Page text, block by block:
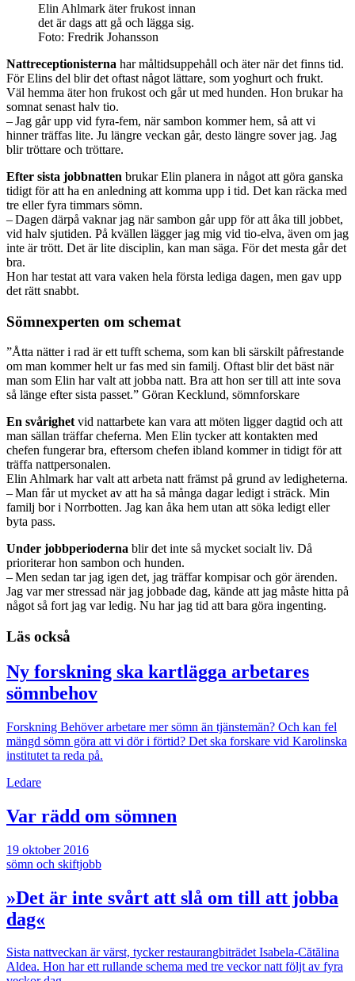
Elin Ahlmark äter frukost innan
det är dags att gå och lägga sig.
Foto: Fredrik Johansson
Nattreceptionisterna har måltidsuppehåll och äter när det finns tid.
För Elins del blir det oftast något lättare, som yoghurt och frukt.
Väl hemma äter hon frukost och går ut med hunden. Hon brukar ha
somnat senast halv tio.
– Jag går upp vid fyra-fem, när sambon kommer hem, så att vi
hinner träffas lite. Ju längre veckan går, desto längre sover jag. Jag
blir tröttare och tröttare.
Efter sista jobbnatten brukar Elin planera in något att göra ganska
tidigt för att ha en anledning att komma upp i tid. Det kan räcka med
tre eller fyra timmars sömn.
– Dagen därpå vaknar jag när sambon går upp för att åka till jobbet,
vid halv sjutiden. På kvällen lägger jag mig vid tio-elva, även om jag
inte är trött. Det är lite disciplin, kan man säga. För det mesta går det
bra.
Hon har testat att vara vaken hela första ­lediga dagen, men gav upp
det rätt snabbt.
Sömnexperten om schemat
”Åtta nätter i rad är ett tufft schema, som kan bli särskilt påfrestande
om man kommer helt ur fas med sin familj. Oftast blir det bäst när
man som Elin har valt att jobba natt. Bra att hon ser till att inte sova
så länge efter sista passet.” Göran Kecklund, sömnforskare
En svårighet vid nattarbete kan vara att möten ligger dagtid och att
man sällan träffar cheferna. Men Elin tycker att kontakten med
chefen fungerar bra, eftersom chefen ibland kommer in tidigt för att
träffa nattpersonalen.
Elin Ahlmark har valt att arbeta natt främst på grund av ledigheterna.
– Man får ut mycket av att ha så många dagar ledigt i sträck. Min
familj bor i Norrbotten. Jag kan åka hem utan att söka ledigt eller
byta pass.
Under jobbperioderna blir det inte så mycket socialt liv. Då
prioriterar hon sambon och hunden.
– Men sedan tar jag igen det, jag träffar kompisar och gör ärenden.
Jag var mer stressad när jag jobbade dag, kände att jag måste hitta på
något så fort jag var ledig. Nu har jag tid att bara göra ingenting.
Läs också
Ny forskning ska kartlägga arbetares
sömnbehov
Forskning Behöver arbetare mer sömn än tjänstemän? Och kan fel
mängd sömn göra att vi dör i förtid? Det ska forskare vid Karolinska
institutet ta reda på.
Ledare
Var rädd om sömnen
19 oktober 2016
sömn och skiftjobb
»Det är inte svårt att slå om till att jobba
dag«
Sista nattveckan är värst, tycker ­restaurangbiträdet Isabela-Cătălina
Aldea. Hon har ett rullande schema med ­tre veckor natt följt av fyra